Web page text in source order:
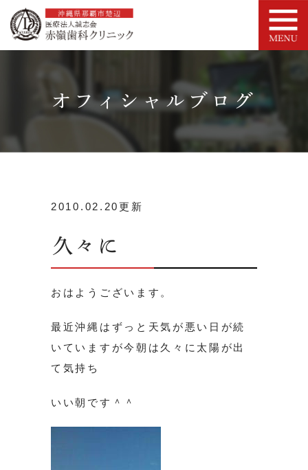
オフィシャルブログ
2010.02.20更新
久々に
おはようございます。
最近沖縄はずっと天気が悪い日が続
いていますが今朝は久々に太陽が出
て気持ち
いい朝です＾＾